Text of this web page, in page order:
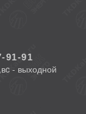
91-91
- выходной